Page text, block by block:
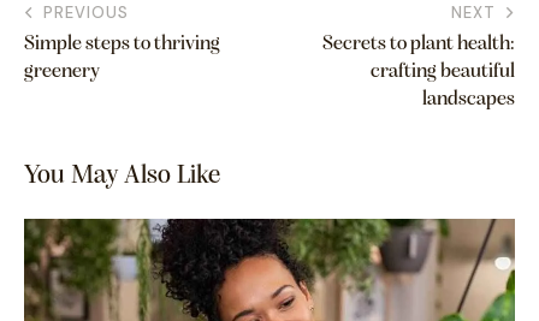
PREVIOUS
Simple steps to thriving
greenery
NEXT
Secrets to plant health:
crafting beautiful
landscapes
You May Also Like